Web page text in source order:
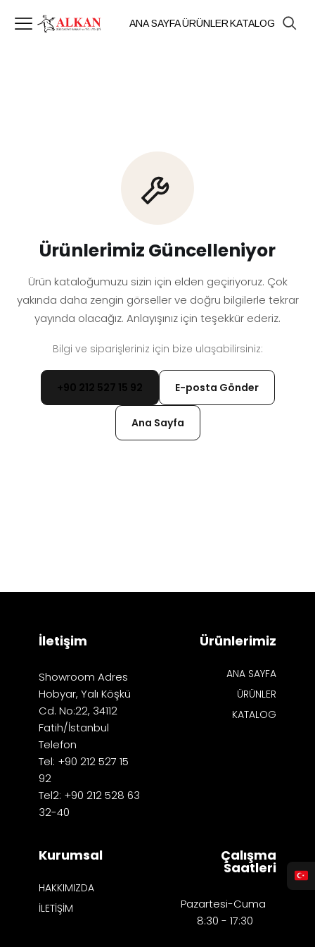
ANA SAYFAÜRÜNLERKATALOG
Ürünlerimiz Güncelleniyor
Ürün kataloğumuzu sizin için elden geçiriyoruz. Çok
yakında daha zengin görseller ve doğru bilgilerle tekrar
yayında olacağız. Anlayışınız için teşekkür ederiz.
Bilgi ve siparişleriniz için bize ulaşabilirsiniz:
+90 212 527 15 92 E-posta Gönder
Ana Sayfa
İletişim
Showroom Adres
Hobyar, Yalı Köşkü
Cd. No:22, 34112
Fatih/İstanbul
Telefon
Tel: +90 212 527 15
92
Tel2: +90 212 528 63
32-40
Ürünlerimiz
ANA SAYFA
ÜRÜNLER
KATALOG
Kurumsal
HAKKIMIZDA
İLETİŞİM
Çalışma
Saatleri
Pazartesi-Cuma
8:30 - 17:30​​